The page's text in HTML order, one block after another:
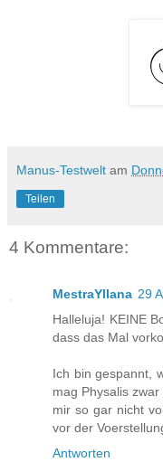
Manus-Testwelt am
Teilen
4 Kommentare:
MestraYllana 29
Halleluja! KEINE
dass das Mal
Ich bin gespannt,
mag Physalis
mir so gar nicht
vor der
Antworten